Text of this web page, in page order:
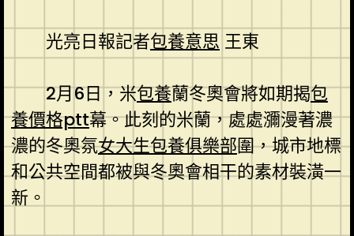
光亮日報記者包養意思 王東
2月6日，米包養蘭冬奧會將如期揭包
養價格ptt幕。此刻的米蘭，處處瀰漫著濃
濃的冬奧氛女大生包養俱樂部圍，城市地標
和公共空間都被與冬奧會相干的素材裝潢一
新。